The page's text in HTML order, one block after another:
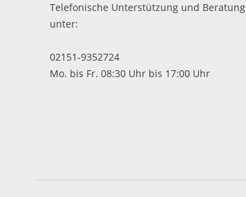
Telefonische Unterstützung und Beratung
unter:
02151-9352724
Mo. bis Fr. 08:30 Uhr bis 17:00 Uhr